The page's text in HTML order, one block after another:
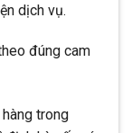
dịch vụ.
đúng cam
trong